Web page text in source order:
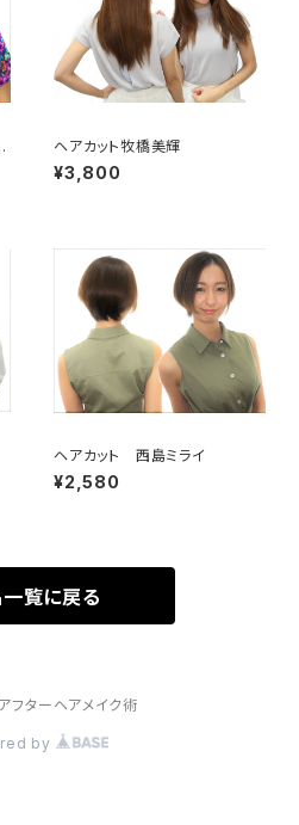
ヘアカット牧橋美輝
¥3,800
ヘアカット 西島ミライ
¥2,580
覧に戻る
フターヘアメイク術
by